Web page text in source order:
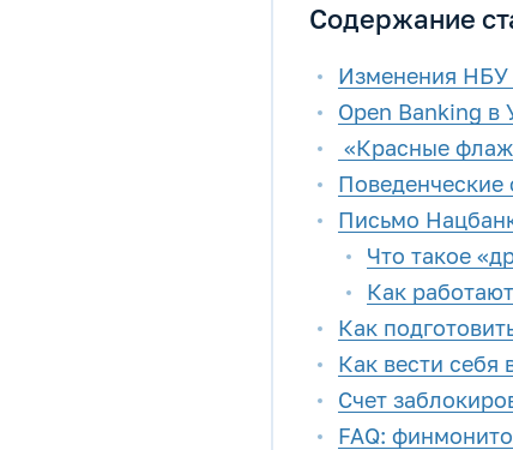
Содержание
Изменения НБУ
Open Banking в
«Красные
Письмо
Что такое
Как
Как
Как вести себя
Счет
FAQ: